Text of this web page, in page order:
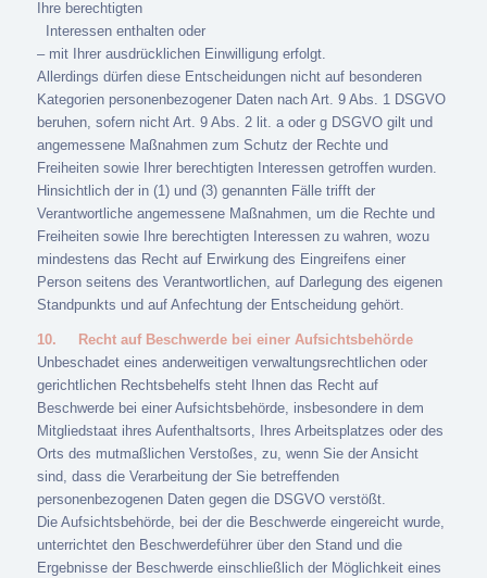
Ihre berechtigten
Interessen enthalten oder
– mit Ihrer ausdrücklichen Einwilligung erfolgt.
Allerdings dürfen diese Entscheidungen nicht auf besonderen
Kategorien personenbezogener Daten nach Art. 9 Abs. 1 DSGVO
beruhen, sofern nicht Art. 9 Abs. 2 lit. a oder g DSGVO gilt und
angemessene Maßnahmen zum Schutz der Rechte und
Freiheiten sowie Ihrer berechtigten Interessen getroffen wurden.
Hinsichtlich der in (1) und (3) genannten Fälle trifft der
Verantwortliche angemessene Maßnahmen, um die Rechte und
Freiheiten sowie Ihre berechtigten Interessen zu wahren, wozu
mindestens das Recht auf Erwirkung des Eingreifens einer
Person seitens des Verantwortlichen, auf Darlegung des eigenen
Standpunkts und auf Anfechtung der Entscheidung gehört.
10.
Recht auf Beschwerde bei einer Aufsichtsbehörde
Unbeschadet eines anderweitigen verwaltungsrechtlichen oder
gerichtlichen Rechtsbehelfs steht Ihnen das Recht auf
Beschwerde bei einer Aufsichtsbehörde, insbesondere in dem
Mitgliedstaat ihres Aufenthaltsorts, Ihres Arbeitsplatzes oder des
Orts des mutmaßlichen Verstoßes, zu, wenn Sie der Ansicht
sind, dass die Verarbeitung der Sie betreffenden
personenbezogenen Daten gegen die DSGVO verstößt.
Die Aufsichtsbehörde, bei der die Beschwerde eingereicht wurde,
unterrichtet den Beschwerdeführer über den Stand und die
Ergebnisse der Beschwerde einschließlich der Möglichkeit eines